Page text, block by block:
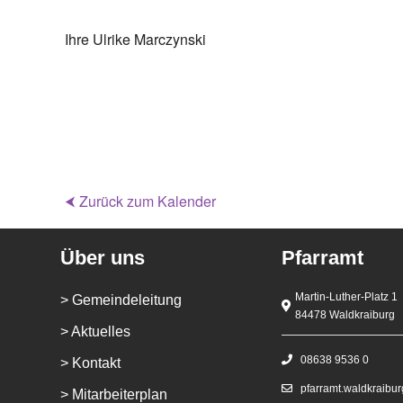
Ihre Ulrike Marczynski
⮜ Zurück zum Kalender
Über uns
> Gemeindeleitung
> Aktuelles
> Kontakt
> Mitarbeiterplan
Pfarramt
Martin-Luther-Platz 1
84478 Waldkraiburg
08638 9536 0